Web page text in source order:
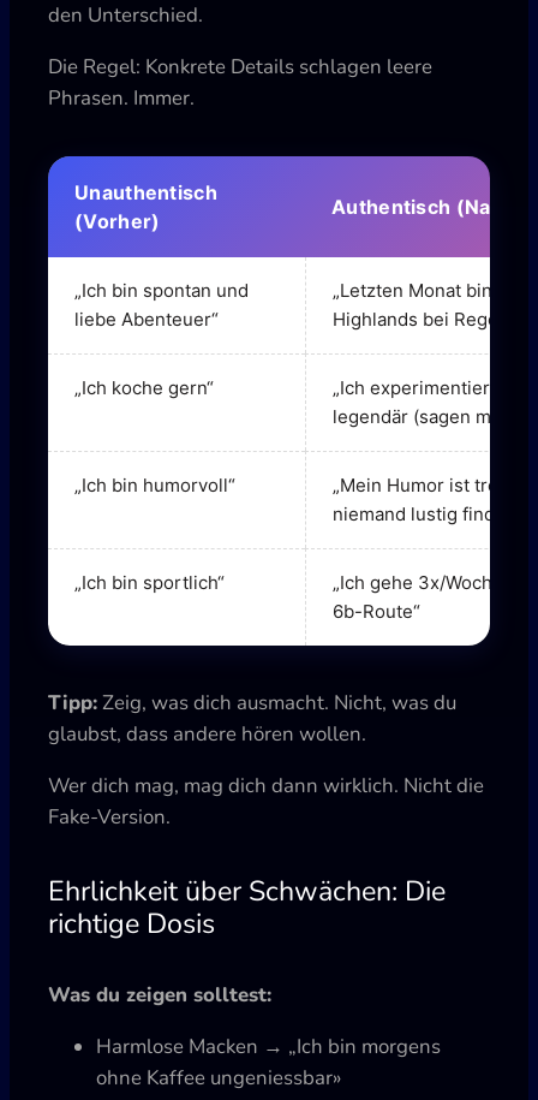
den Unterschied.
Die Regel: Konkrete Details schlagen leere
Phrasen. Immer.
Unauthentisch
(Vorher)
Authentisch
„Ich bin spontan und
liebe Abenteuer“
„Letzten Monat bin ich
Highlands bei Regen
„Ich koche gern“
„Ich experimentiere
legendär (sagen meine
„Ich bin humorvoll“
„Mein Humor ist
niemand lustig findet“
„Ich bin sportlich“
„Ich gehe 3x/Woche
6b-Route“
Tipp:Zeig, was dich ausmacht. Nicht, was du
glaubst, dass andere hören wollen.
Wer dich mag, mag dich dann wirklich. Nicht die
Fake-Version.
Ehrlichkeit über Schwächen: Die
richtige Dosis
Was du zeigen solltest:
Harmlose Macken → „Ich bin morgens
ohne Kaffee ungeniessbar»